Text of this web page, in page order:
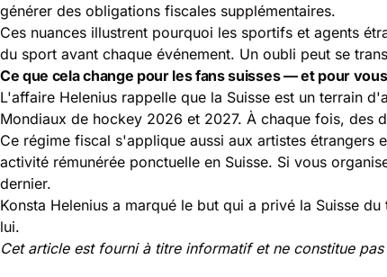
générer des obligations fiscales supplémentaires.
Ces nuances illustrent pourquoi les sportifs et agents
du sport avant chaque événement. Un oubli peut se
Ce que cela change pour les fans suisses — et pour vous
L'affaire Helenius rappelle que la Suisse est un terrain
Mondiaux de hockey 2026 et 2027. À chaque fois, des
Ce régime fiscal s'applique aussi aux artistes
activité rémunérée ponctuelle en Suisse. Si vous
dernier.
Konsta Helenius a marqué le but qui a privé la Suisse
lui.
Cet article est fourni à titre informatif et ne constitue